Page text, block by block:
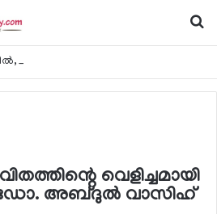
വെളിച്ചമായി
ഡോ. അബ്ദുല്‍ വാസിഹ്